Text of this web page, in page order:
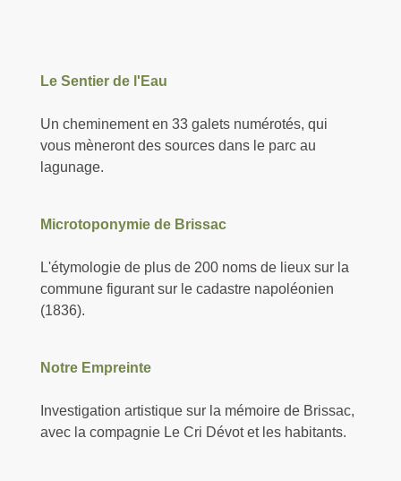
Le Sentier de l'Eau
Un cheminement en 33 galets numérotés, qui
vous mèneront des sources dans le parc au
lagunage.
Microtoponymie de Brissac
L'étymologie de plus de 200 noms de lieux sur la
commune figurant sur le cadastre napoléonien
(1836).
Notre Empreinte
Investigation artistique sur la mémoire de Brissac,
avec la compagnie Le Cri Dévot et les habitants.